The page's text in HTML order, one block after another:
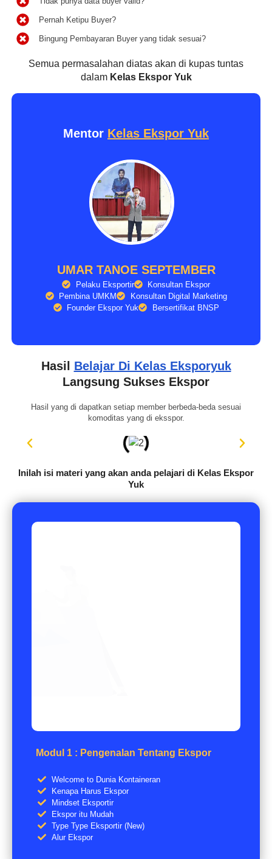
Pernah Ketipu Buyer?
Bingung Pembayaran Buyer yang tidak sesuai?
Semua permasalahan diatas akan di kupas tuntas
dalam Kelas Ekspor Yuk
Mentor Kelas Ekspor Yuk
UMAR TANOE SEPTEMBER
Pelaku Eksportir
Konsultan Ekspor
Pembina UMKM
Konsultan Digital Marketing
Founder Ekspor Yuk
Bersertifikat BNSP
Hasil Belajar Di Kelas Eksporyuk
Langsung Sukses Ekspor
Hasil yang di dapatkan setiap member berbeda-beda sesuai
komoditas yang di eksspor.
Inilah isi materi yang akan anda pelajari di Kelas Ekspor
Yuk
Modul 1 : Pengenalan Tentang Ekspor
Welcome to Dunia Kontaineran
Kenapa Harus Ekspor
Mindset Eksportir
Ekspor itu Mudah
Type Type Eksportir (New)
Alur Ekspor